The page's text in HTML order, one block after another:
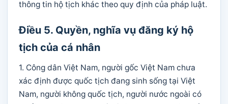
thông tin hộ tịch khác theo quy định của pháp luật.
Điều 5. Quyền, nghĩa vụ đăng ký hộ
tịch của cá nhân
1. Công dân Việt Nam, người gốc Việt Nam chưa
xác định được quốc tịch đang sinh sống tại Việt
Nam, người không quốc tịch, người nước ngoài có